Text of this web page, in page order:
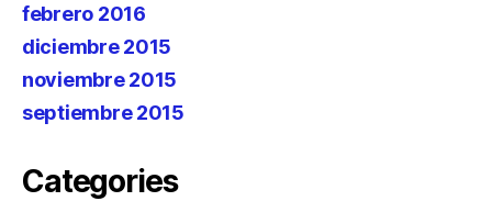
febrero 2016
diciembre 2015
noviembre 2015
septiembre 2015
Categories